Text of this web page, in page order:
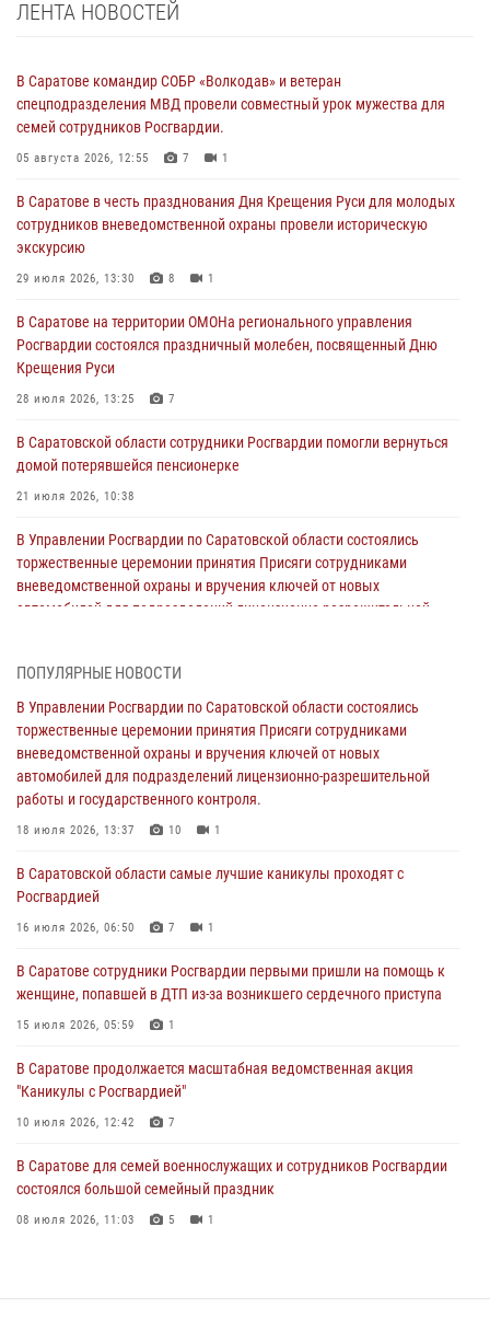
ЛЕНТА НОВОСТЕЙ
В Саратове командир СОБР «Волкодав» и ветеран
спецподразделения МВД провели совместный урок мужества для
семей сотрудников Росгвардии.
05 августа 2026, 12:55 7 1
В Саратове в честь празднования Дня Крещения Руси для молодых
сотрудников вневедомственной охраны провели историческую
экскурсию
29 июля 2026, 13:30 8 1
В Саратове на территории ОМОНа регионального управления
Росгвардии состоялся праздничный молебен, посвященный Дню
Крещения Руси
28 июля 2026, 13:25 7
В Саратовской области сотрудники Росгвардии помогли вернуться
домой потерявшейся пенсионерке
21 июля 2026, 10:38
В Управлении Росгвардии по Саратовской области состоялись
торжественные церемонии принятия Присяги сотрудниками
вневедомственной охраны и вручения ключей от новых
автомобилей для подразделений лицензионно-разрешительной
В Саратовской области самые лучшие каникулы проходят с
Росгвардией
16 июля 2026, 06:50 7 1
В Саратове сотрудники Росгвардии первыми пришли на помощь к
женщине, попавшей в ДТП из-за возникшего сердечного приступа
В Саратове продолжается масштабная ведомственная акция
"Каникулы с Росгвардией"
В Саратовской области при содействии спецназа Росгвардии
задержан подозреваемый в незаконном обороте наркотиков
В Саратове для семей военнослужащих и сотрудников Росгвардии
состоялся большой семейный праздник
ПОПУЛЯРНЫЕ НОВОСТИ
В Управлении Росгвардии по Саратовской области состоялись
торжественные церемонии принятия Присяги сотрудниками
вневедомственной охраны и вручения ключей от новых
автомобилей для подразделений лицензионно-разрешительной
работы и государственного контроля.
18 июля 2026, 13:37 10 1
В Саратовской области самые лучшие каникулы проходят с
Росгвардией
16 июля 2026, 06:50 7 1
В Саратове сотрудники Росгвардии первыми пришли на помощь к
женщине, попавшей в ДТП из-за возникшего сердечного приступа
15 июля 2026, 05:59 1
В Саратове продолжается масштабная ведомственная акция
"Каникулы с Росгвардией"
10 июля 2026, 12:42 7
В Саратове для семей военнослужащих и сотрудников Росгвардии
состоялся большой семейный праздник
08 июля 2026, 11:03 5 1